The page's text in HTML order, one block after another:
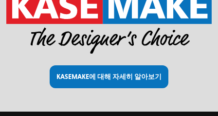
KASEMAKE에 대해 자세히 알아보기